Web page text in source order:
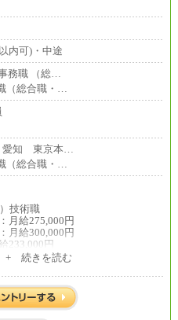
内可)・中途
務職 （総…
（総合職・…
愛知 東京本…
（総合職・…
技術職
給275,000円
給300,000円
円
卒業：月給21万円
校（2年制）卒業：月給20万円
+ 続きを読む